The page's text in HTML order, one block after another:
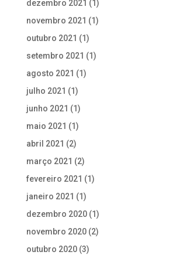
dezembro 2021 (1)
novembro 2021 (1)
outubro 2021 (1)
setembro 2021 (1)
agosto 2021 (1)
julho 2021 (1)
junho 2021 (1)
maio 2021 (1)
abril 2021 (2)
março 2021 (2)
fevereiro 2021 (1)
janeiro 2021 (1)
dezembro 2020(1)
novembro 2020(2)
outubro 2020(3)